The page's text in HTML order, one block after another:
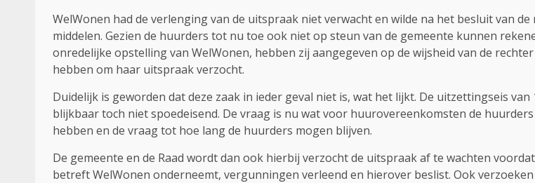
WelWonen had de verlenging van de uitspraak niet verwacht en wilde na het besluit van
middelen. Gezien de huurders tot nu toe ook niet op steun van de gemeente kunnen
onredelijke opstelling van WelWonen, hebben zij aangegeven op de wijsheid van de
hebben om haar uitspraak verzocht.
Duidelijk is geworden dat deze zaak in ieder geval niet is, wat het lijkt. De uitzettingseis van
blijkbaar toch niet spoedeisend. De vraag is nu wat voor huurovereenkomsten de
hebben en de vraag tot hoe lang de huurders mogen blijven.
De gemeente en de Raad wordt dan ook hierbij verzocht de uitspraak af te wachten
betreft WelWonen onderneemt, vergunningen verleend en hierover beslist. Ook